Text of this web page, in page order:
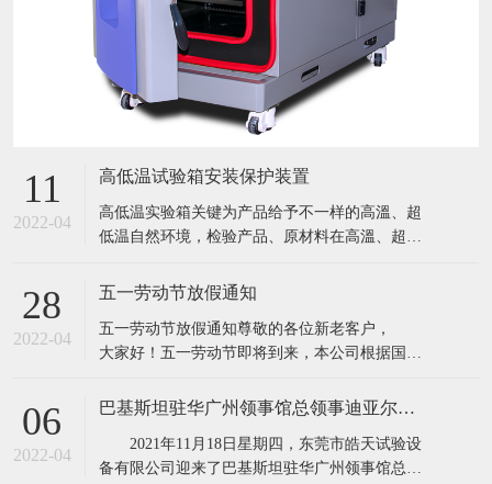
11
2022-04
高低温试验箱安装保护装置
​高低温实验箱关键为产品给予不一样的高溫、超
低温自然环境，检验产品、原材料在高溫、超低
所具有的缺点,保证产品质量。高低温实验箱主要
产品、道路运输、电力能源原材料、航天航空、
诊疗化工厂、塑料橡料等及有关产品之耐高温，
28
2022-04
五一劳动节放假通知
五一劳动节放假通知​​尊敬的各位新老客户，
大家好！五一劳动节即将到来，本公司根据国务
动节假期安排通知如下：1、4月30日至5月4日
调休上班。节假日期间,各位新老客
06
2022-04
巴基斯坦驻华广州领事馆总领事迪亚尔汗先生和商务参赞穆罕默德·艾凡先生一行莅临东莞市皓天试验设备有限公司参观交流指导
2021年11月18日星期四，东莞市皓天试验设
备有限公司迎来了巴基斯坦驻华广州领事馆总领